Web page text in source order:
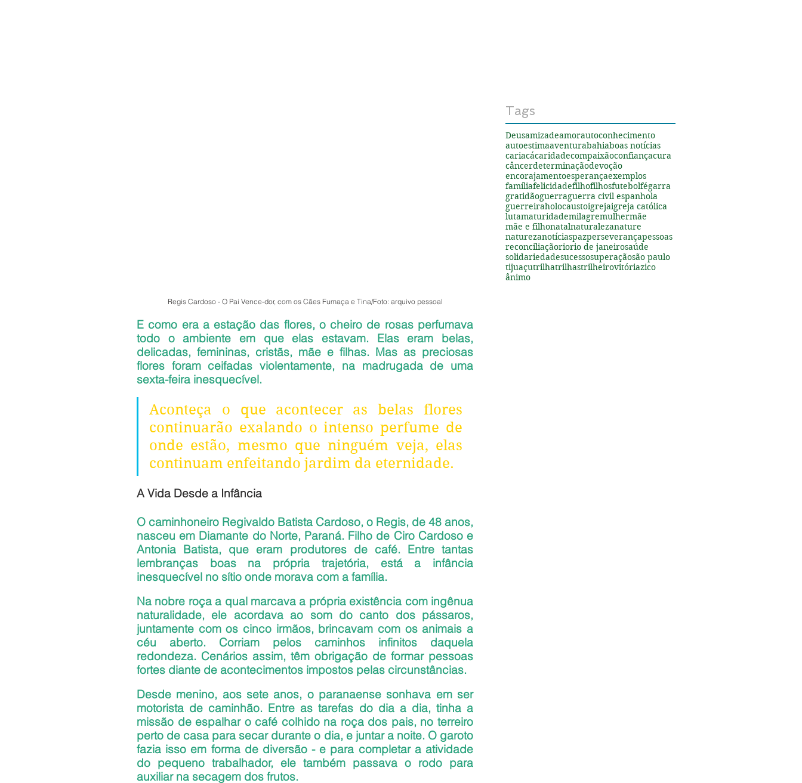
Regis Cardoso - O Pai Vence-dor, com os Cães Fumaça e Tina/Foto: arquivo pessoal
E como era a estação das flores, o cheiro de rosas perfumava
todo o ambiente em que elas estavam. Elas eram belas,
delicadas, femininas, cristãs, mãe e filhas. Mas as preciosas
flores foram ceifadas violentamente, na madrugada de uma
sexta-feira inesquecível.
Aconteça o que acontecer as belas flores
continuarão exalando o intenso perfume de
onde estão, mesmo que ninguém veja, elas
continuam enfeitando jardim da eternidade.
A Vida Desde a Infância
O caminhoneiro Regivaldo Batista Cardoso, o Regis, de 48 anos,
nasceu em Diamante do Norte, Paraná. Filho de Ciro Cardoso e
Antonia Batista, que eram produtores de café. Entre tantas
lembranças boas na própria trajetória, está a infância
inesquecível no sítio onde morava com a família.
Na nobre roça a qual marcava a própria existência com ingênua
naturalidade, ele acordava ao som do canto dos pássaros,
juntamente com os cinco irmãos, brincavam com os animais a
céu aberto. Corriam pelos caminhos infinitos daquela
redondeza. Cenários assim, têm obrigação de formar pessoas
fortes diante de acontecimentos impostos pelas circunstâncias.
Desde menino, aos sete anos, o paranaense sonhava em ser
motorista de caminhão. Entre as tarefas do dia a dia, tinha a
missão de espalhar o café colhido na roça dos pais, no terreiro
perto de casa para secar durante o dia, e juntar a noite. O garoto
fazia isso em forma de diversão - e para completar a atividade
do pequeno trabalhador, ele também passava o rodo para
auxiliar na secagem dos frutos.
Tags
Deusamizadeamorautoconhecimento
autoestimaaventurabahiaboas notícias
cariacácaridadecompaixãoconfiançacura
câncerdeterminaçãodevoção
encorajamentoesperançaexemplos
famíliafelicidadefilhofilhosfutebolfégarra
gratidãoguerraguerra civil espanhola
guerreiraholocaustoigrejaigreja católica
lutamaturidademilagremulhermãe
mãe e filhonatalnaturalezanature
naturezanotíciaspazperseverançapessoas
reconciliaçãoriorio de janeirosaúde
solidariedadesucessosuperaçãosão paulo
tijuaçutrilhatrilhastrilheirovitóriazico
ânimo